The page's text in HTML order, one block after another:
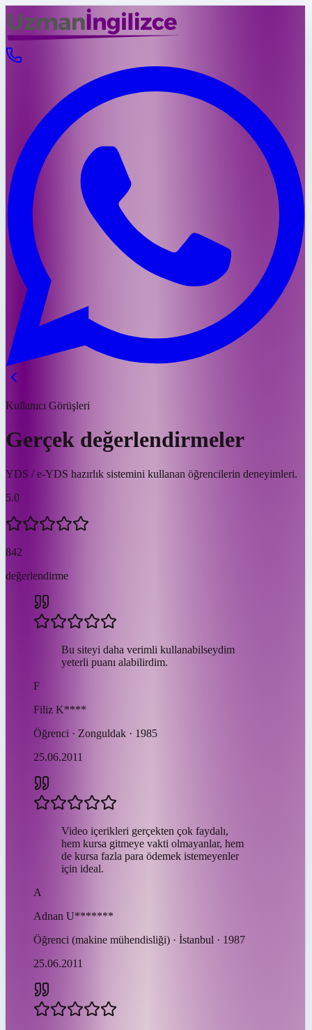
Kullanıcı Görüşleri
Gerçek değerlendirmeler
YDS / e-YDS hazırlık sistemini kullanan öğrencilerin deneyimleri.
5.0
842
değerlendirme
Bu siteyi daha verimli kullanabilseydim
yeterli puanı alabilirdim.
F
Filiz K****
Öğrenci · Zonguldak · 1985
25.06.2011
Video içerikleri gerçekten çok faydalı,
hem kursa gitmeye vakti olmayanlar, hem
de kursa fazla para ödemek istemeyenler
için ideal.
A
Adnan U*******
Öğrenci (makine mühendisliği) · İstanbul · 1987
25.06.2011